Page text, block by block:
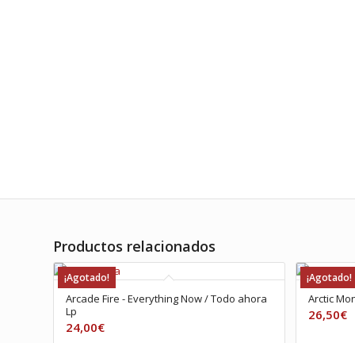
Productos relacionados
¡Agotado!
Arcade Fire ‎- Everything Now / Todo ahora
Lp
24,00€
¡Agotado!
Arctic
26,50€